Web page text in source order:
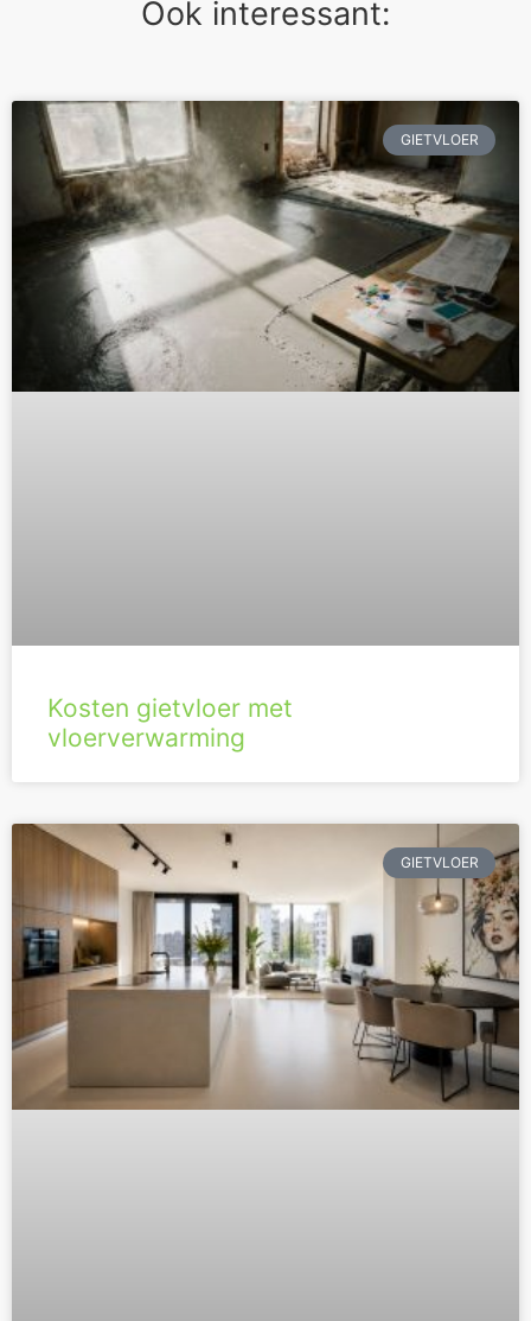
Ook interessant:
GIETVLOER
Kosten gietvloer met
vloerverwarming
GIETVLOER